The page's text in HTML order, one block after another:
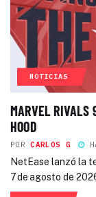
NOTICIAS
MARVEL RIVALS
HOOD
POR CARLOS G
NetEase lanzó la
7 de agosto de